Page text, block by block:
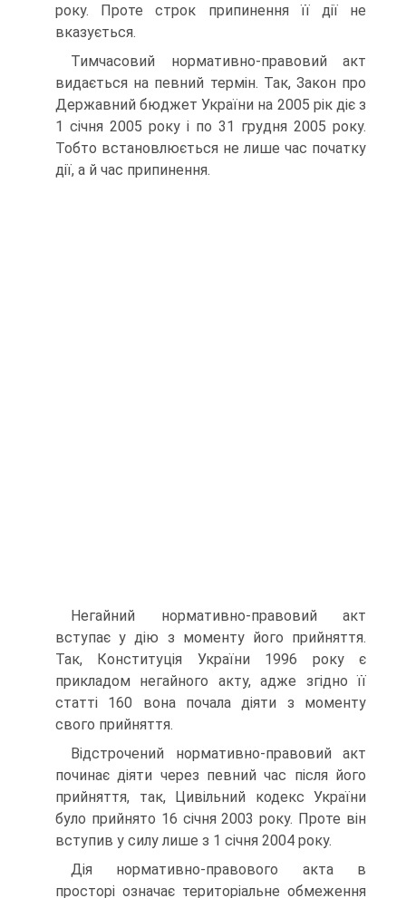
року. Проте строк припинення її дії не
вказується.
Тимчасовий нормативно-правовий акт
видається на певний термін. Так, Закон про
Державний бюджет України на 2005 рік діє з
1 січня 2005 року і по 31 грудня 2005 року.
Тобто встановлюється не лише час початку
дії, а й час припинення.
Негайний нормативно-правовий акт
вступає у дію з моменту його прийняття.
Так, Конституція України 1996 року є
прикладом негайного акту, адже згідно її
статті 160 вона почала діяти з моменту
свого прийняття.
Відстрочений нормативно-правовий акт
починає діяти через певний час після його
прийняття, так, Цивільний кодекс України
було прийнято 16 січня 2003 року. Проте він
вступив у силу лише з 1 січня 2004 року.
Дія нормативно-правового акта в
просторі означає територіальне обмеження